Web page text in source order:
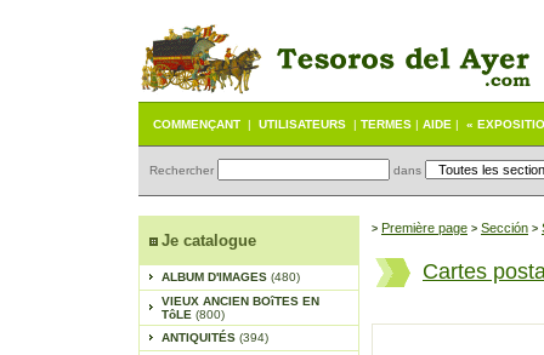
COMMENÇANT | UTILISATEURS | TERMES | AIDE | «
Rechercher dans
Je catalogue
ALBUM D'IMAGES (480)
VIEUX ANCIEN BOîTES EN
TôLE (800)
ANTIQUITÉS (394)
> Première page > Sección >
Cartes